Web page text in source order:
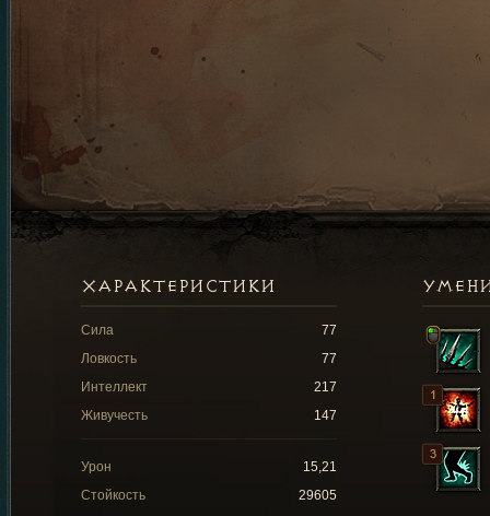
ХАРАКТЕРИСТИКИ
Сила
77
Ловкость
77
Интеллект
217
Живучесть
147
Урон
15,21
Стойкость
29605